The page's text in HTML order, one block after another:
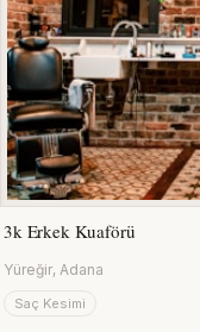
3k Erkek Kuaförü
Yüreğir, Adana
Saç Kesimi